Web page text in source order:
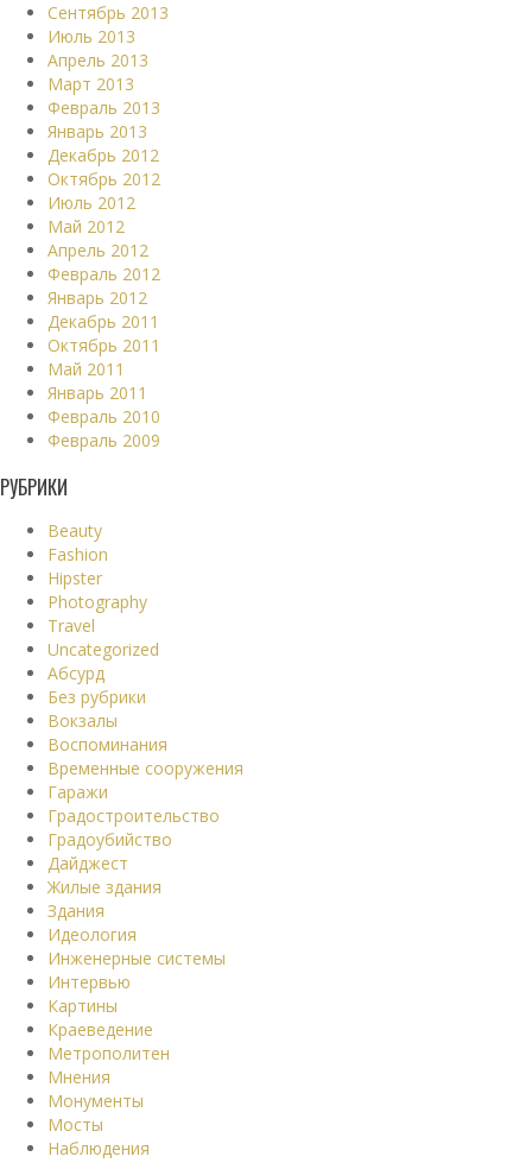
Сентябрь 2013
Июль 2013
Апрель 2013
Март 2013
Февраль 2013
Январь 2013
Декабрь 2012
Октябрь 2012
Июль 2012
Май 2012
Апрель 2012
Февраль 2012
Январь 2012
Декабрь 2011
Октябрь 2011
Май 2011
Январь 2011
Февраль 2010
Февраль 2009
РУБРИКИ
Beauty
Fashion
Hipster
Photography
Travel
Uncategorized
Абсурд
Без рубрики
Вокзалы
Воспоминания
Временные сооружения
Гаражи
Градостроительство
Градоубийство
Дайджест
Жилые здания
Здания
Идеология
Инженерные системы
Интервью
Картины
Краеведение
Метрополитен
Мнения
Монументы
Мосты
Наблюдения